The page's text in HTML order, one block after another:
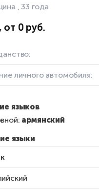
, 33 года
от 0 руб.
личного автомобиля:
языков
армянский
языки